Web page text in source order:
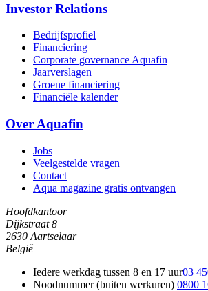
Investor Relations
Bedrijfsprofiel
Financiering
Corporate governance Aquafin
Jaarverslagen
Groene financiering
Financiële kalender
Over Aquafin
Jobs
Veelgestelde vragen
Contact
Aqua magazine gratis ontvangen
Hoofdkantoor
Dijkstraat 8
2630 Aartselaar
België
Iedere werkdag tussen 8 en 17 uur03
Noodnummer (buiten werkuren) 0800